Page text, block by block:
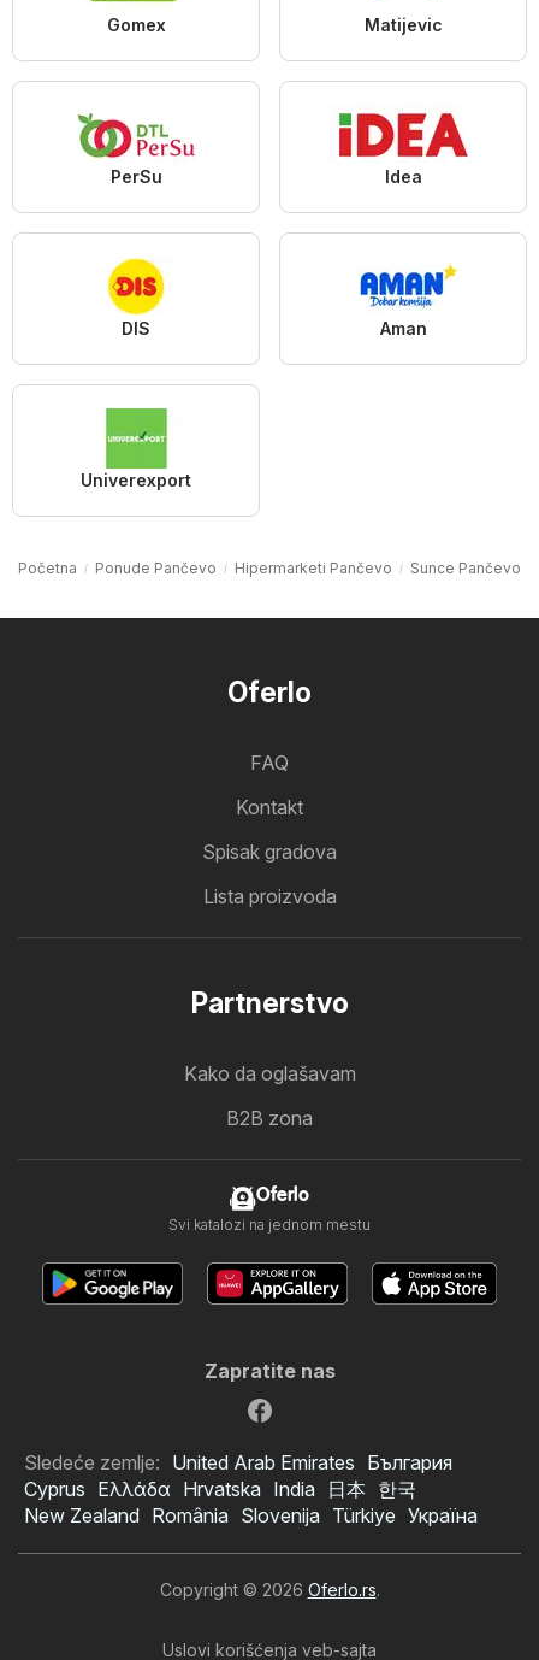
Gomex Matijevic
PerSu Idea
DIS Aman
Univerexport
Početna Ponude Pančevo Hipermarketi Pančevo Sunce Pančevo
Oferlo
FAQ
Kontakt
Spisak gradova
Lista proizvoda
Partnerstvo
Kako da oglašavam
B2B zona
Oferlo
Svi katalozi na jednom mestu
Zapratite nas
Sledeće zemlje: United Arab Emirates България
Cyprus Ελλάδα Hrvatska India 日本 한국
New Zealand România Slovenija Türkiye Україна
Copyright © 2026 Oferlo.rs.
Uslovi korišćenja veb-sajta